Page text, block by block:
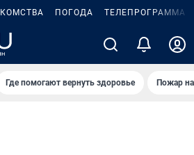
ПОГОДА ТЕЛЕПРОГРАММА
Где помогают вернуть здоровье Пожар